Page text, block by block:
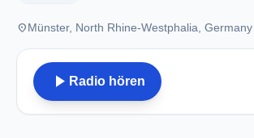
placeMünster, North Rhine-Westphalia, Germany
play_arrow Radio hören